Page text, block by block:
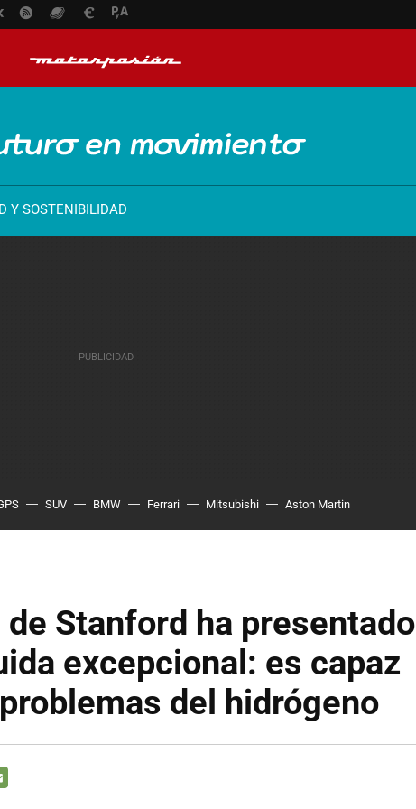
Y SOSTENIBILIDAD
SUV BMW Ferrari Mitsubishi Aston Martin
Stanford ha presentado
excepcional: es capaz
del hidrógeno